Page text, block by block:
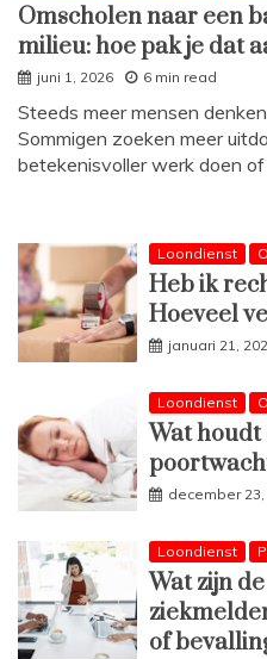
Omscholen naar een
milieu: hoe pak je dat
juni 1, 2026 6 min read
Steeds meer mensen
Sommigen zoeken meer
betekenisvoller werk doen
Loondienst
Heb ik
Hoeveel
januari 21,
Loondienst
Wat
december 23,
Loondienst
Wat zijn
of